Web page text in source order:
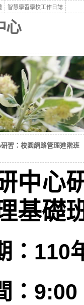
智慧學習學校工作日誌
心
習：校園網路管理進階班
中心
基礎
：110
：